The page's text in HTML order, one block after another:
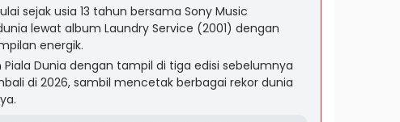
sejak usia 13 tahun bersama Sony Music
lewat album Laundry Service (2001) dengan
energik.
Piala Dunia dengan tampil di tiga edisi sebelumnya
di 2026, sambil mencetak berbagai rekor dunia